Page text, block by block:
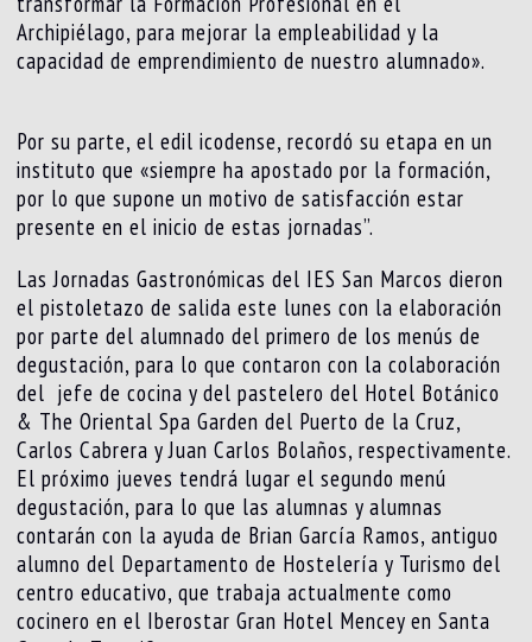
Archipiélago, para mejorar la empleabilidad y la
capacidad de emprendimiento de nuestro alumnado».
Por su parte, el edil icodense, recordó su etapa en un
instituto que «siempre ha apostado por la formación,
por lo que supone un motivo de satisfacción estar
presente en el inicio de estas jornadas”.
Las Jornadas Gastronómicas del IES San Marcos dieron
el pistoletazo de salida este lunes con la elaboración
por parte del alumnado del primero de los menús de
degustación, para lo que contaron con la colaboración
del jefe de cocina y del pastelero del Hotel Botánico
& The Oriental Spa Garden del Puerto de la Cruz,
Carlos Cabrera y Juan Carlos Bolaños, respectivamente.
El próximo jueves tendrá lugar el segundo menú
degustación, para lo que las alumnas y alumnas
contarán con la ayuda de Brian García Ramos, antiguo
alumno del Departamento de Hostelería y Turismo del
centro educativo, que trabaja actualmente como
cocinero en el Iberostar Gran Hotel Mencey en Santa